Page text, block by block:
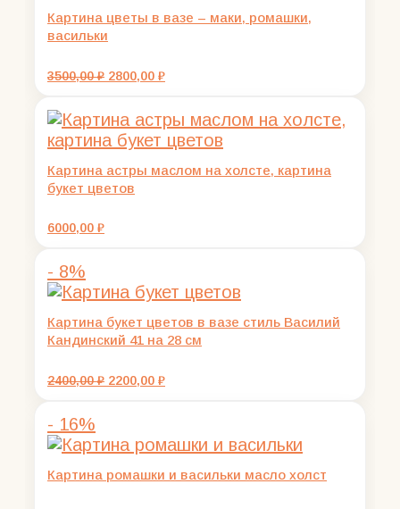
Картина цветы в вазе – маки, ромашки,
васильки
3500,00₽ Первоначальная
3500,00 ₽.
2800,00 ₽Текущая
Картина астры маслом на холсте, картина
букет цветов
6000,00 ₽
- 8%
Картина букет цветов в вазе стиль Василий
Кандинский 41 на 28 см
2400,00₽ Первоначальная
2200,00 ₽Текущая
- 16%
Картина ромашки и васильки масло холст